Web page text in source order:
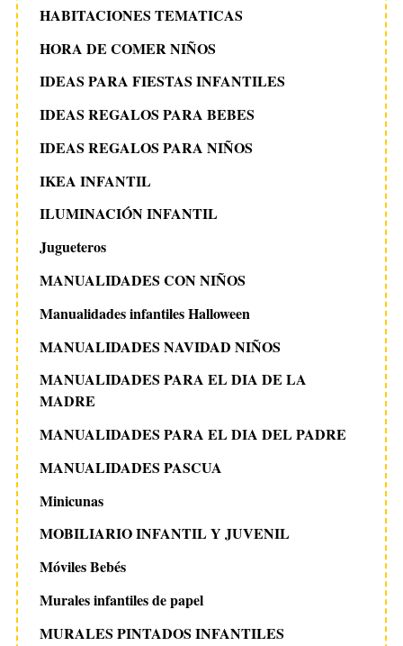
HABITACIONES TEMATICAS
HORA DE COMER NIÑOS
IDEAS PARA FIESTAS INFANTILES
IDEAS REGALOS PARA BEBES
IDEAS REGALOS PARA NIÑOS
IKEA INFANTIL
ILUMINACIÓN INFANTIL
Jugueteros
MANUALIDADES CON NIÑOS
Manualidades infantiles Halloween
MANUALIDADES NAVIDAD NIÑOS
MANUALIDADES PARA EL DIA DE LA
MADRE
MANUALIDADES PARA EL DIA DEL PADRE
MANUALIDADES PASCUA
Minicunas
MOBILIARIO INFANTIL Y JUVENIL
Móviles Bebés
Murales infantiles de papel
MURALES PINTADOS INFANTILES